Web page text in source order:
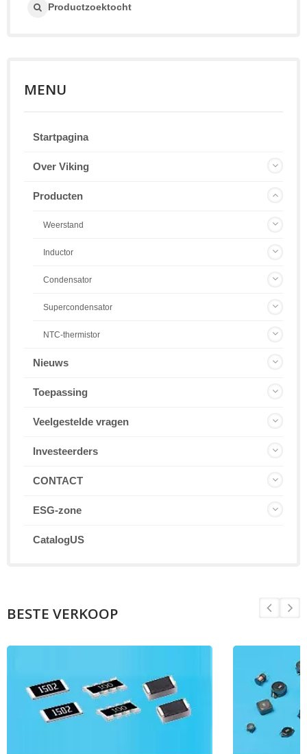
Productzoektocht
MENU
Startpagina
Over Viking
Producten
Weerstand
Inductor
Condensator
Supercondensator
NTC-thermistor
Nieuws
Toepassing
Veelgestelde vragen
Investeerders
CONTACT
ESG-zone
CatalogUS
BESTE VERKOOP